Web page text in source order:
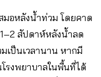
อหลังน้ำท่วม โดยคาด
สัปดาห์หลังน้ำลด
เป็นเวลานาน หากมี
รงพยาบาลในพื้นที่ได้